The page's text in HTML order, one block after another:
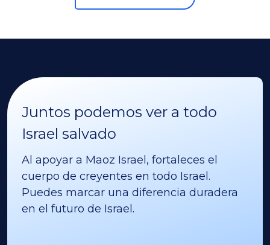
Juntos podemos ver a todo
Israel salvado
Al apoyar a Maoz Israel, fortaleces el
cuerpo de creyentes en todo Israel.
Puedes marcar una diferencia duradera
en el futuro de Israel.